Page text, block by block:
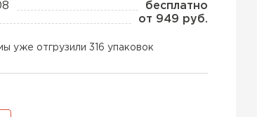
бесплатно
от 949 руб.
уже отгрузили 316 упаковок